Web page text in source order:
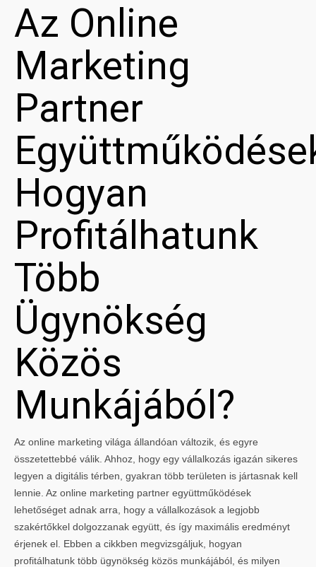
Az Online
Marketing
Partner
Hogyan
Profitálhatunk
Több
Ügynökség
Közös
Munkájából?
Az online marketing világa állandóan változik, és egyre
összetettebbé válik. Ahhoz, hogy egy vállalkozás igazán sikeres
legyen a digitális térben, gyakran több területen is jártasnak kell
lennie. Az online marketing partner együttműködések
lehetőséget adnak arra, hogy a vállalkozások a legjobb
szakértőkkel dolgozzanak együtt, és így maximális eredményt
érjenek el. Ebben a cikkben megvizsgáljuk, hogyan
profitálhatunk több ügynökség közös munkájából, és milyen